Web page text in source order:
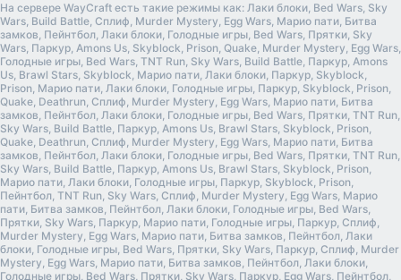
На сервере WayCraft есть такие режимы как: Лаки блоки, Bed Wars, Sky
Wars, Build Battle, Сплиф, Murder Mystery, Egg Wars, Марио пати, Битва
замков, Пейнтбол, Лаки блоки, Голодные игры, Bed Wars, Прятки, Sky
Wars, Паркур, Amons Us, Skyblock, Prison, Quake, Murder Mystery, Egg Wars,
Голодные игры, Bed Wars, TNT Run, Sky Wars, Build Battle, Паркур, Amons
Us, Brawl Stars, Skyblock, Марио пати, Лаки блоки, Паркур, Skyblock,
Prison, Марио пати, Лаки блоки, Голодные игры, Паркур, Skyblock, Prison,
Quake, Deathrun, Сплиф, Murder Mystery, Egg Wars, Марио пати, Битва
замков, Пейнтбол, Лаки блоки, Голодные игры, Bed Wars, Прятки, TNT Run,
Sky Wars, Build Battle, Паркур, Amons Us, Brawl Stars, Skyblock, Prison,
Quake, Deathrun, Сплиф, Murder Mystery, Egg Wars, Марио пати, Битва
замков, Пейнтбол, Лаки блоки, Голодные игры, Bed Wars, Прятки, TNT Run,
Sky Wars, Build Battle, Паркур, Amons Us, Brawl Stars, Skyblock, Prison,
Марио пати, Лаки блоки, Голодные игры, Паркур, Skyblock, Prison,
Пейнтбол, TNT Run, Sky Wars, Сплиф, Murder Mystery, Egg Wars, Марио
пати, Битва замков, Пейнтбол, Лаки блоки, Голодные игры, Bed Wars,
Прятки, Sky Wars, Паркур, Марио пати, Голодные игры, Паркур, Сплиф,
Murder Mystery, Egg Wars, Марио пати, Битва замков, Пейнтбол, Лаки
блоки, Голодные игры, Bed Wars, Прятки, Sky Wars, Паркур, Сплиф, Murder
Mystery, Egg Wars, Марио пати, Битва замков, Пейнтбол, Лаки блоки,
Голодные игры, Bed Wars, Прятки, Sky Wars, Паркур, Egg Wars, Пейнтбол,